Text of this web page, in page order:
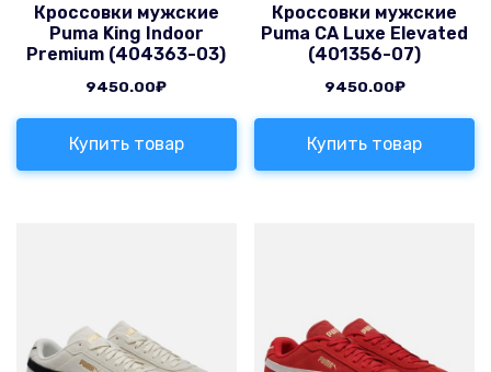
Кроссовки мужские
Puma King Indoor
Premium (404363-03)
9450.00₽
Купить товар
Кроссовки мужские
Puma CA Luxe Elevated
(401356-07)
9450.00₽
Купить товар